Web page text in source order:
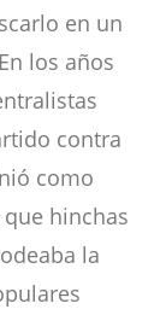
en un
los años
contra
como
que hinchas
la